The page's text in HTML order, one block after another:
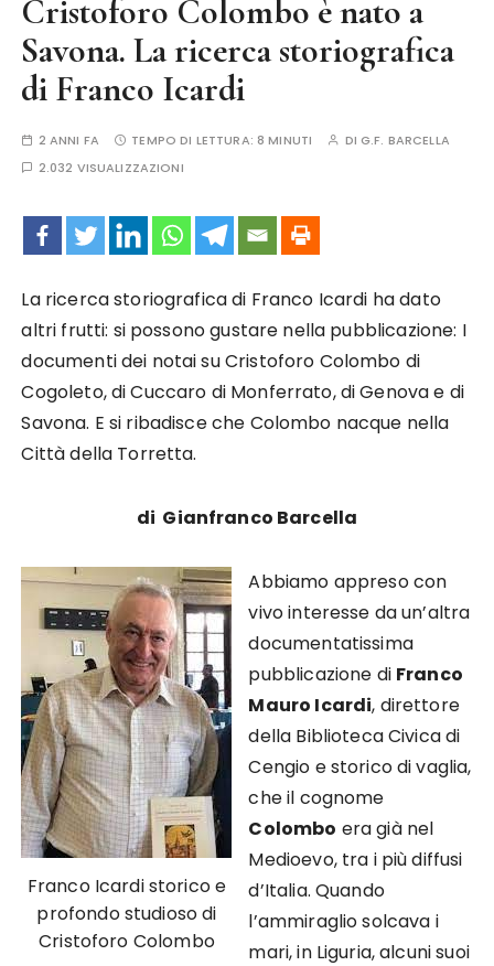
Cristoforo Colombo è nato a
Savona. La ricerca storiografica
di Franco Icardi
2 ANNI FA TEMPO DI LETTURA:8 MINUTI DI G.F. BARCELLA
2.032 VISUALIZZAZIONI
La ricerca storiografica di Franco Icardi ha dato
altri frutti: si possono gustare nella pubblicazione: I
documenti dei notai su Cristoforo Colombo di
Cogoleto, di Cuccaro di Monferrato, di Genova e di
Savona. E si ribadisce che Colombo nacque nella
Città della Torretta.
di Gianfranco Barcella
Franco Icardi storico e
profondo studioso di
Cristoforo Colombo
Abbiamo appreso con
vivo interesse da un’altra
documentatissima
pubblicazione di Franco
Mauro Icardi, direttore
della Biblioteca Civica di
Cengio e storico di vaglia,
che il cognome
Colombo era già nel
Medioevo, tra i più diffusi
d’Italia. Quando
l’ammiraglio solcava i
mari, in Liguria, alcuni suoi